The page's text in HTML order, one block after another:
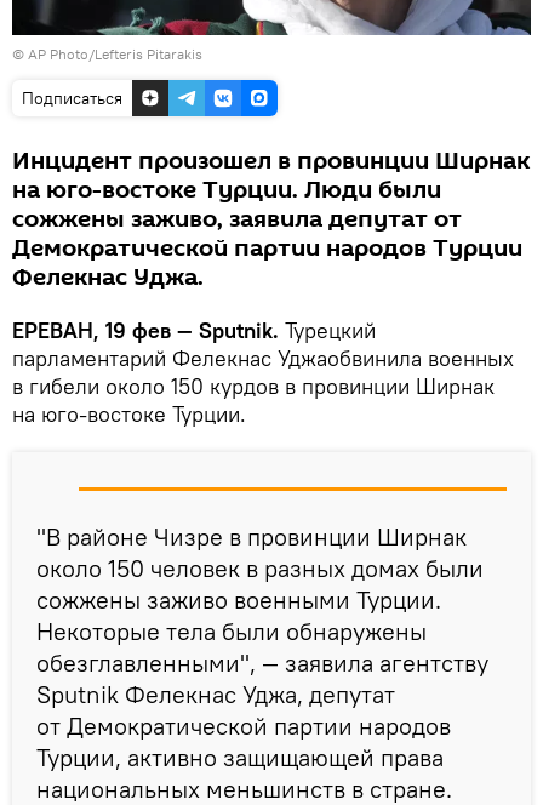
© AP Photo/Lefteris Pitarakis
Подписаться
Инцидент произошел в провинции Ширнак
на юго-востоке Турции. Люди были
сожжены заживо, заявила депутат от
Демократической партии народов Турции
Фелекнас Уджа.
ЕРЕВАН, 19 фев — Sputnik. Турецкий
парламентарий Фелекнас Уджаобвинила военных
в гибели около 150 курдов в провинции Ширнак
на юго-востоке Турции.
"В районе Чизре в провинции Ширнак
около 150 человек в разных домах были
сожжены заживо военными Турции.
Некоторые тела были обнаружены
обезглавленными", — заявила агентству
Sputnik Фелекнас Уджа, депутат
от Демократической партии народов
Турции, активно защищающей права
национальных меньшинств в стране.